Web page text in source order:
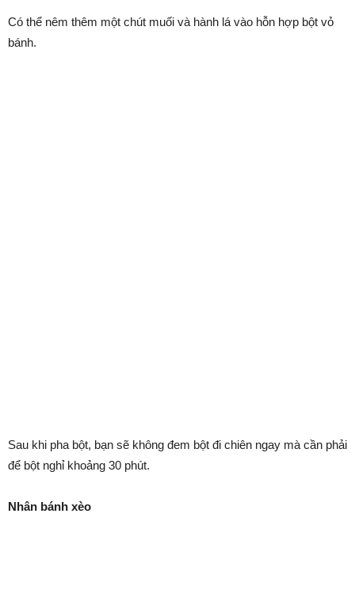
Có thể nêm thêm một chút muối và hành lá vào hỗn hợp bột vỏ
bánh.
Sau khi pha bột, bạn sẽ không đem bột đi chiên ngay mà cần phải
để bột nghỉ khoảng 30 phút.
Nhân bánh xèo